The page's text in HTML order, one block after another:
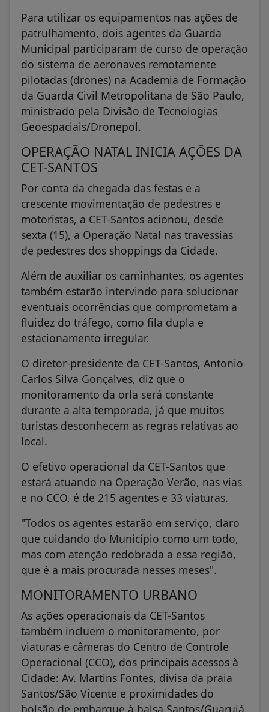
Para utilizar os equipamentos nas ações de
patrulhamento, dois agentes da Guarda
Municipal participaram de curso de operação
do sistema de aeronaves remotamente
pilotadas (drones) na Academia de Formação
da Guarda Civil Metropolitana de São Paulo,
ministrado pela Divisão de Tecnologias
Geoespaciais/Dronepol.
OPERAÇÃO NATAL INICIA AÇÕES DA
CET-SANTOS
Por conta da chegada das festas e a
crescente movimentação de pedestres e
motoristas, a CET-Santos acionou, desde
sexta (15), a Operação Natal nas travessias
de pedestres dos shoppings da Cidade.
Além de auxiliar os caminhantes, os agentes
também estarão intervindo para solucionar
eventuais ocorrências que comprometam a
fluidez do tráfego, como fila dupla e
estacionamento irregular.
O diretor-presidente da CET-Santos, Antonio
Carlos Silva Gonçalves, diz que o
monitoramento da orla será constante
durante a alta temporada, já que muitos
turistas desconhecem as regras relativas ao
local.
O efetivo operacional da CET-Santos que
estará atuando na Operação Verão, nas vias
e no CCO, é de 215 agentes e 33 viaturas.
"Todos os agentes estarão em serviço, claro
que cuidando do Município como um todo,
mas com atenção redobrada a essa região,
que é a mais procurada nesses meses".
MONITORAMENTO URBANO
As ações operacionais da CET-Santos
também incluem o monitoramento, por
viaturas e câmeras do Centro de Controle
Operacional (CCO), dos principais acessos à
Cidade: Av. Martins Fontes, divisa da praia
Santos/São Vicente e proximidades do
bolsão de embarque à balsa Santos/Guarujá.